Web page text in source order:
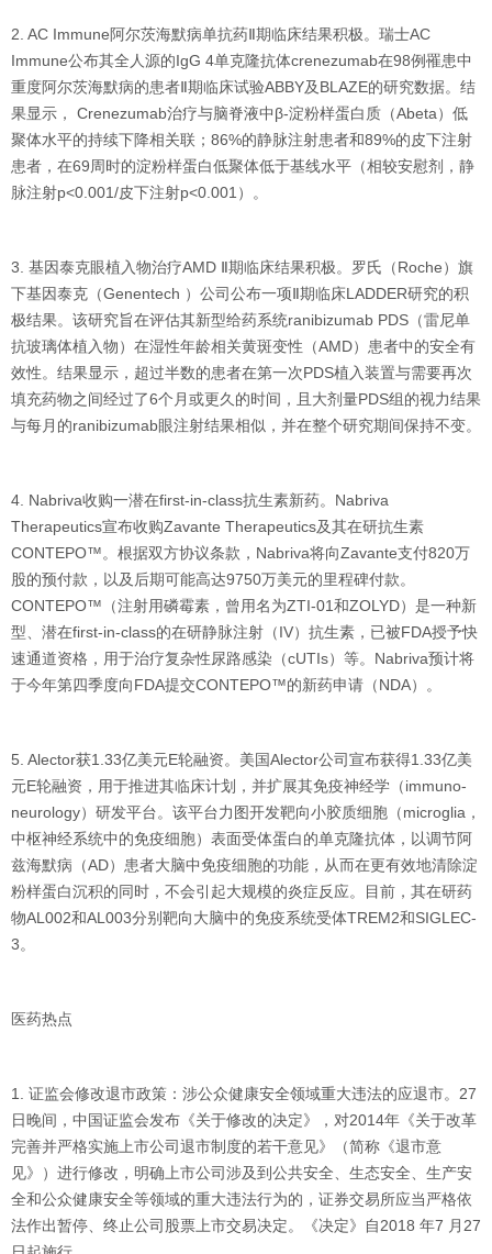
2. AC Immune阿尔茨海默病单抗药Ⅱ期临床结果积极。瑞士AC
Immune公布其全人源的IgG 4单克隆抗体crenezumab在98例罹患中
重度阿尔茨海默病的患者Ⅱ期临床试验ABBY及BLAZE的研究数据。结
果显示， Crenezumab治疗与脑脊液中β-淀粉样蛋白质（Abeta）低
聚体水平的持续下降相关联；86%的静脉注射患者和89%的皮下注射
患者，在69周时的淀粉样蛋白低聚体低于基线水平（相较安慰剂，静
脉注射p<0.001/皮下注射p<0.001）。
3. 基因泰克眼植入物治疗AMD Ⅱ期临床结果积极。罗氏（Roche）旗
下基因泰克（Genentech ）公司公布一项Ⅱ期临床LADDER研究的积
极结果。该研究旨在评估其新型给药系统ranibizumab PDS（雷尼单
抗玻璃体植入物）在湿性年龄相关黄斑变性（AMD）患者中的安全有
效性。结果显示，超过半数的患者在第一次PDS植入装置与需要再次
填充药物之间经过了6个月或更久的时间，且大剂量PDS组的视力结果
与每月的ranibizumab眼注射结果相似，并在整个研究期间保持不变。
4. Nabriva收购一潜在first-in-class抗生素新药。Nabriva
Therapeutics宣布收购Zavante Therapeutics及其在研抗生素
CONTEPO™。根据双方协议条款，Nabriva将向Zavante支付820万
股的预付款，以及后期可能高达9750万美元的里程碑付款。
CONTEPO™（注射用磷霉素，曾用名为ZTI-01和ZOLYD）是一种新
型、潜在first-in-class的在研静脉注射（IV）抗生素，已被FDA授予快
速通道资格，用于治疗复杂性尿路感染（cUTIs）等。Nabriva预计将
于今年第四季度向FDA提交CONTEPO™的新药申请（NDA）。
5. Alector获1.33亿美元E轮融资。美国Alector公司宣布获得1.33亿美
元E轮融资，用于推进其临床计划，并扩展其免疫神经学（immuno-
neurology）研发平台。该平台力图开发靶向小胶质细胞（microglia，
中枢神经系统中的免疫细胞）表面受体蛋白的单克隆抗体，以调节阿
兹海默病（AD）患者大脑中免疫细胞的功能，从而在更有效地清除淀
粉样蛋白沉积的同时，不会引起大规模的炎症反应。目前，其在研药
物AL002和AL003分别靶向大脑中的免疫系统受体TREM2和SIGLEC-
3。
医药热点
1. 证监会修改退市政策：涉公众健康安全领域重大违法的应退市。27
日晚间，中国证监会发布《关于修改的决定》，对2014年《关于改革
完善并严格实施上市公司退市制度的若干意见》（简称《退市意
见》）进行修改，明确上市公司涉及到公共安全、生态安全、生产安
全和公众健康安全等领域的重大违法行为的，证券交易所应当严格依
法作出暂停、终止公司股票上市交易决定。《决定》自2018 年7 月27